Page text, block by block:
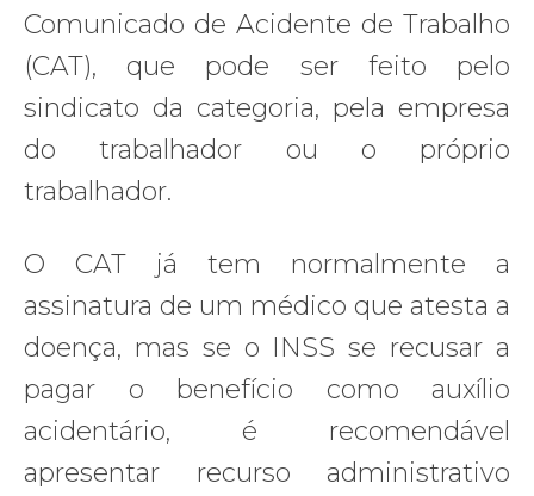
Comunicado de Acidente de Trabalho
(CAT), que pode ser feito pelo
sindicato da categoria, pela empresa
do trabalhador ou o próprio
trabalhador.
O CAT já tem normalmente a
assinatura de um médico que atesta a
doença, mas se o INSS se recusar a
pagar o benefício como auxílio
acidentário, é recomendável
apresentar recurso administrativo